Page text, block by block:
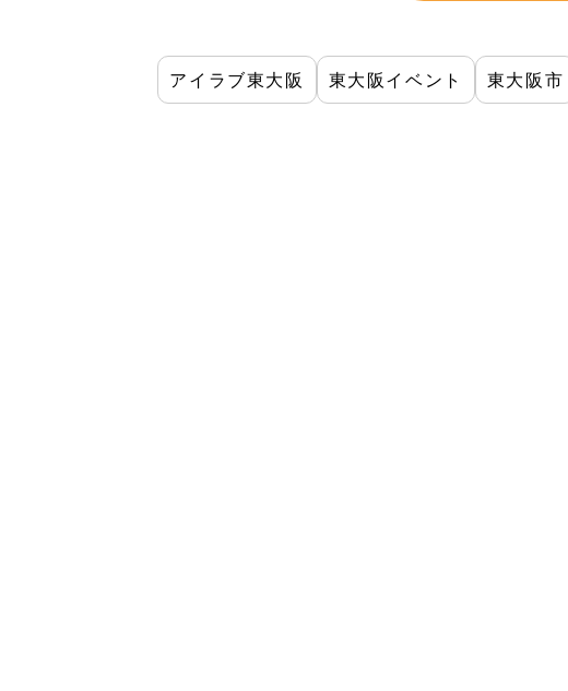
アイラブ東大阪 東大阪イベント 東大阪市